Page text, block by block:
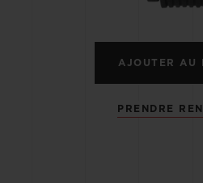
AJOUTER AU
PRENDRE
HUBLOTISTA ET
DÉLAI DE